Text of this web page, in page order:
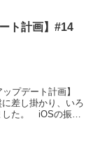
ト計画】#14
プデート計画】
差し掛かり、いろ
した。 iOSの振動